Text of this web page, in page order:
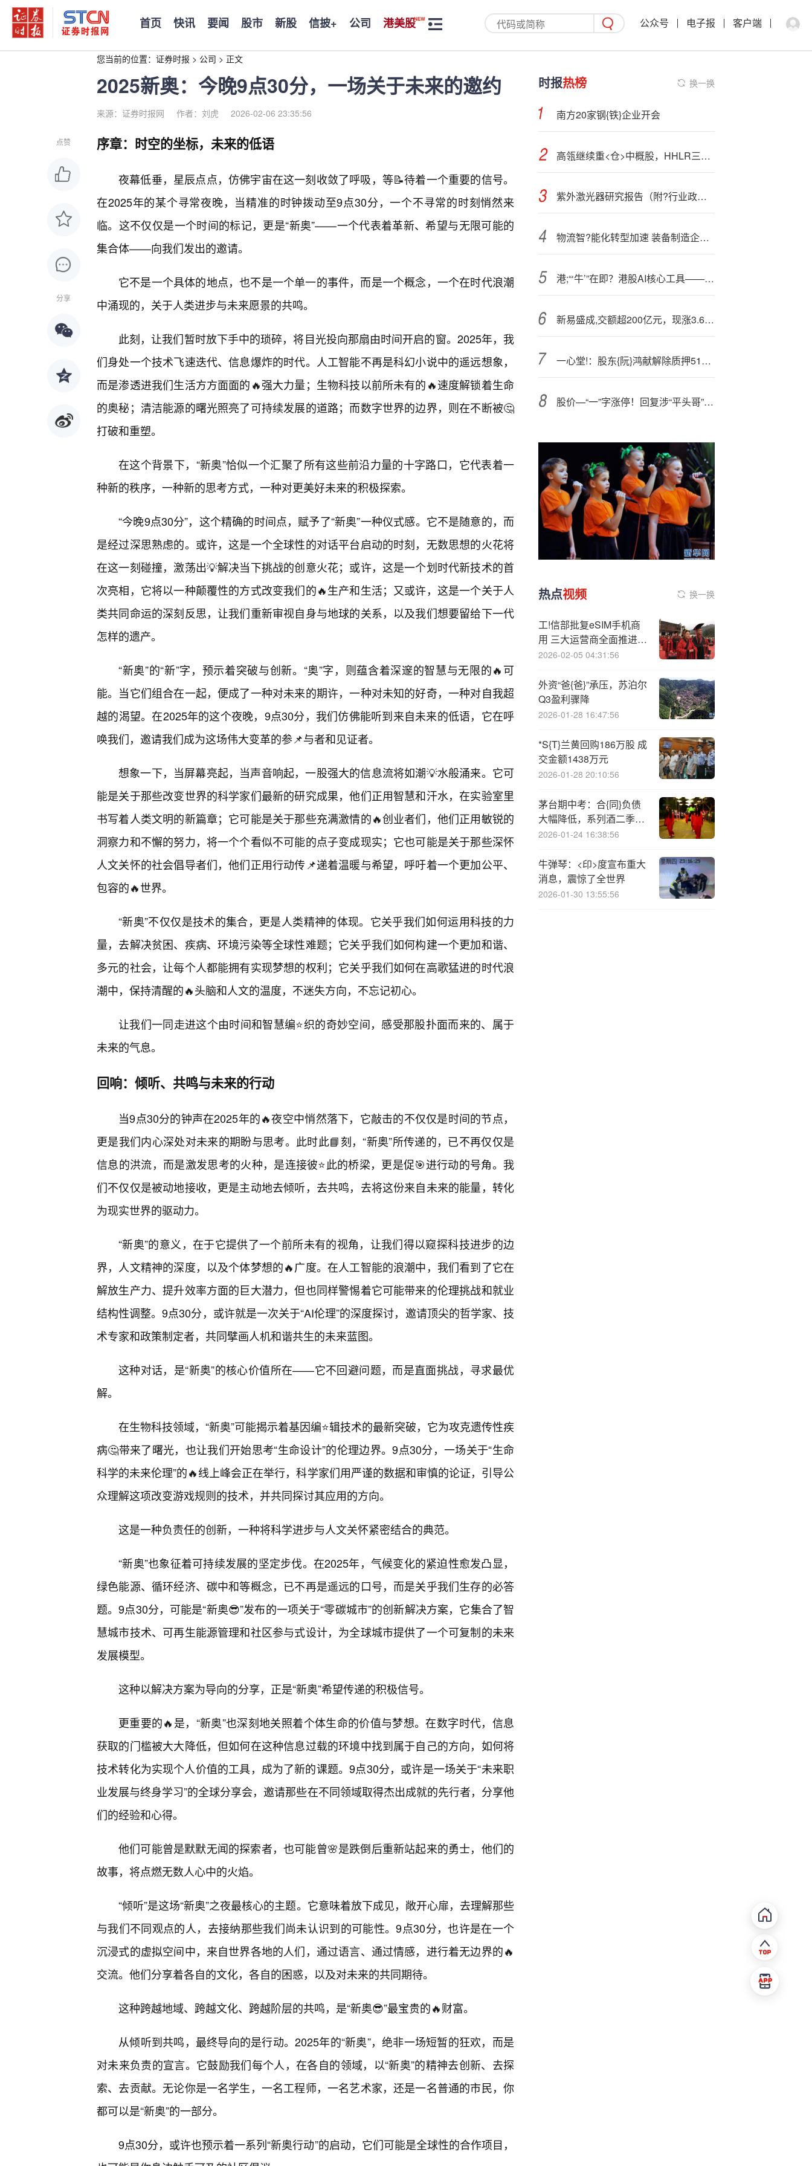
首页 快讯 要闻 股市 新股 信披+ 公司 港美股 公众号 电子报 客户端
您当前的位置： 证券时报 > 公司 > 正文
2025新奥：今晚9点30分，一场关于未来的邀约
来源：证券时报网 作者：刘虎 2026-02-06 23:35:56
点赞
分享
序章：时空的坐标，未来的低语
夜幕低垂，星辰点点，仿佛宇宙在这一刻收敛了呼吸，等📝待着一个重要的信号。
在2025年的某个寻常夜晚，当精准的时钟拨动至9点30分，一个不寻常的时刻悄然来
临。这不仅仅是一个时间的标记，更是“新奥”——一个代表着革新、希望与无限可能的
集合体——向我们发出的邀请。
它不是一个具体的地点，也不是一个单一的事件，而是一个概念，一个在时代浪潮
中涌现的，关于人类进步与未来愿景的共鸣。
此刻，让我们暂时放下手中的琐碎，将目光投向那扇由时间开启的窗。2025年，我
们身处一个技术飞速迭代、信息爆炸的时代。人工智能不再是科幻小说中的遥远想象，
而是渗透进我们生活方方面面的🔥强大力量；生物科技以前所未有的🔥速度解锁着生命
的奥秘；清洁能源的曙光照亮了可持续发展的道路；而数字世界的边界，则在不断被🤔
打破和重塑。
在这个背景下，“新奥”恰似一个汇聚了所有这些前沿力量的十字路口，它代表着一
种新的秩序，一种新的思考方式，一种对更美好未来的积极探索。
“今晚9点30分”，这个精确的时间点，赋予了“新奥”一种仪式感。它不是随意的，而
是经过深思熟虑的。或许，这是一个全球性的对话平台启动的时刻，无数思想的火花将
在这一刻碰撞，激荡出💡解决当下挑战的创意火花；或许，这是一个划时代新技术的首
次亮相，它将以一种颠覆性的方式改变我们的🔥生产和生活；又或许，这是一个关于人
类共同命运的深刻反思，让我们重新审视自身与地球的关系，以及我们想要留给下一代
怎样的遗产。
“新奥”的“新”字，预示着突破与创新。“奥”字，则蕴含着深邃的智慧与无限的🔥可
能。当它们组合在一起，便成了一种对未来的期许，一种对未知的好奇，一种对自我超
越的渴望。在2025年的这个夜晚，9点30分，我们仿佛能听到来自未来的低语，它在呼
唤我们，邀请我们成为这场伟大变革的参📌与者和见证者。
想象一下，当屏幕亮起，当声音响起，一股强大的信息流将如潮💡水般涌来。它可
能是关于那些改变世界的科学家们最新的研究成果，他们正用智慧和汗水，在实验室里
书写着人类文明的新篇章；它可能是关于那些充满激情的🔥创业者们，他们正用敏锐的
洞察力和不懈的努力，将一个个看似不可能的点子变成现实；它也可能是关于那些深怀
人文关怀的社会倡导者们，他们正用行动传📌递着温暖与希望，呼吁着一个更加公平、
包容的🔥世界。
“新奥”不仅仅是技术的集合，更是人类精神的体现。它关乎我们如何运用科技的力
量，去解决贫困、疾病、环境污染等全球性难题；它关乎我们如何构建一个更加和谐、
多元的社会，让每个人都能拥有实现梦想的权利；它关乎我们如何在高歌猛进的时代浪
潮中，保持清醒的🔥头脑和人文的温度，不迷失方向，不忘记初心。
让我们一同走进这个由时间和智慧编⭐织的奇妙空间，感受那股扑面而来的、属于
未来的气息。
回响：倾听、共鸣与未来的行动
当9点30分的钟声在2025年的🔥夜空中悄然落下，它敲击的不仅仅是时间的节点，
更是我们内心深处对未来的期盼与思考。此时此📘刻，“新奥”所传递的，已不再仅仅是
信息的洪流，而是激发思考的火种，是连接彼⭐此的桥梁，更是促🎯进行动的号角。我
们不仅仅是被动地接收，更是主动地去倾听，去共鸣，去将这份来自未来的能量，转化
为现实世界的驱动力。
“新奥”的意义，在于它提供了一个前所未有的视角，让我们得以窥探科技进步的边
界，人文精神的深度，以及个体梦想的🔥广度。在人工智能的浪潮中，我们看到了它在
解放生产力、提升效率方面的巨大潜力，但也同样警惕着它可能带来的伦理挑战和就业
结构性调整。9点30分，或许就是一次关于“AI伦理”的深度探讨，邀请顶尖的哲学家、技
术专家和政策制定者，共同擘画人机和谐共生的未来蓝图。
这种对话，是“新奥”的核心价值所在——它不回避问题，而是直面挑战，寻求最优
解。
在生物科技领域，“新奥”可能揭示着基因编⭐辑技术的最新突破，它为攻克遗传性疾
病🤔带来了曙光，也让我们开始思考“生命设计”的伦理边界。9点30分，一场关于“生命
科学的未来伦理”的🔥线上峰会正在举行，科学家们用严谨的数据和审慎的论证，引导公
众理解这项改变游戏规则的技术，并共同探讨其应用的方向。
这是一种负责任的创新，一种将科学进步与人文关怀紧密结合的典范。
“新奥”也象征着可持续发展的坚定步伐。在2025年，气候变化的紧迫性愈发凸显，
绿色能源、循环经济、碳中和等概念，已不再是遥远的口号，而是关乎我们生存的必答
题。9点30分，可能是“新奥😎”发布的一项关于“零碳城市”的创新解决方案，它集合了智
慧城市技术、可再生能源管理和社区参与式设计，为全球城市提供了一个可复制的未来
发展模型。
这种以解决方案为导向的分享，正是“新奥”希望传递的积极信号。
更重要的🔥是，“新奥”也深刻地关照着个体生命的价值与梦想。在数字时代，信息
获取的门槛被大大降低，但如何在这种信息过载的环境中找到属于自己的方向，如何将
技术转化为实现个人价值的工具，成为了新的课题。9点30分，或许是一场关于“未来职
业发展与终身学习”的全球分享会，邀请那些在不同领域取得杰出成就的先行者，分享他
们的经验和心得。
他们可能曾是默默无闻的探索者，也可能曾🌸是跌倒后重新站起来的勇士，他们的
故事，将点燃无数人心中的火焰。
“倾听”是这场“新奥”之夜最核心的主题。它意味着放下成见，敞开心扉，去理解那些
与我们不同观点的人，去接纳那些我们尚未认识到的可能性。9点30分，也许是在一个
沉浸式的虚拟空间中，来自世界各地的人们，通过语言、通过情感，进行着无边界的🔥
交流。他们分享着各自的文化，各自的困惑，以及对未来的共同期待。
这种跨越地域、跨越文化、跨越阶层的共鸣，是“新奥😎”最宝贵的🔥财富。
从倾听到共鸣，最终导向的是行动。2025年的“新奥”，绝非一场短暂的狂欢，而是
对未来负责的宣言。它鼓励我们每个人，在各自的领域，以“新奥”的精神去创新、去探
索、去贡献。无论你是一名学生，一名工程师，一名艺术家，还是一名普通的市民，你
都可以是“新奥”的一部分。
9点30分，或许也预示着一系列“新奥行动”的启动，它们可能是全球性的合作项目，
时报热榜 换一换
南方20家钢{铁}企业开会
高瓴继续重<仓>中概股，HHLR三季度加仓拼多多，新进百度，清仓京东
紫外激光器研究报告（附?行业政策、发展现状、产业链知识图谱）
物流智?能化转型加速 装备制造企业纷纷强化布局
港;“‘牛’”在即？港股AI核心工具——港股互联网ETF（513770）规模突破100亿，近10日狂揽17亿元
新易盛成,交额超200亿元，现涨3.61%
一心堂!：股东{阮}鸿献解除质押515万股
股价—“一”字涨停！回复涉“平头哥”芯片合作表述不准确，上交所出手→
热点视频 换一换
工!信部批复eSIM手机商
用 三大运营商全面推进落
地
2026-02-05 04:31:56
外资“爸{爸}”承压，苏泊尔
Q3盈利骤降
2026-01-28 16:47:56
*S{T}兰黄回购186万股 成
交金额1438万元
2026-01-28 20:10:56
茅台期中考：合{同}负债
大幅降低，系列酒二季度
负增长
2026-01-24 16:38:56
牛弹琴：<印>度宣布重大
消息，震惊了全世界
2026-01-30 13:55:56